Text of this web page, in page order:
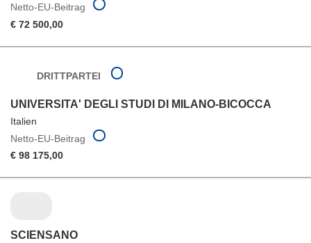
Netto-EU-Beitrag
€ 72 500,00
DRITTPARTEI
UNIVERSITA' DEGLI STUDI DI MILANO-BICOCCA
Italien
Netto-EU-Beitrag
€ 98 175,00
SCIENSANO